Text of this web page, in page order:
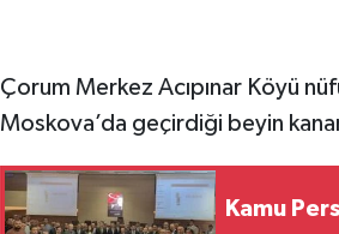
Çorum Merkez Acıpınar Köyü
Moskova’da geçirdiği beyin
Kamu